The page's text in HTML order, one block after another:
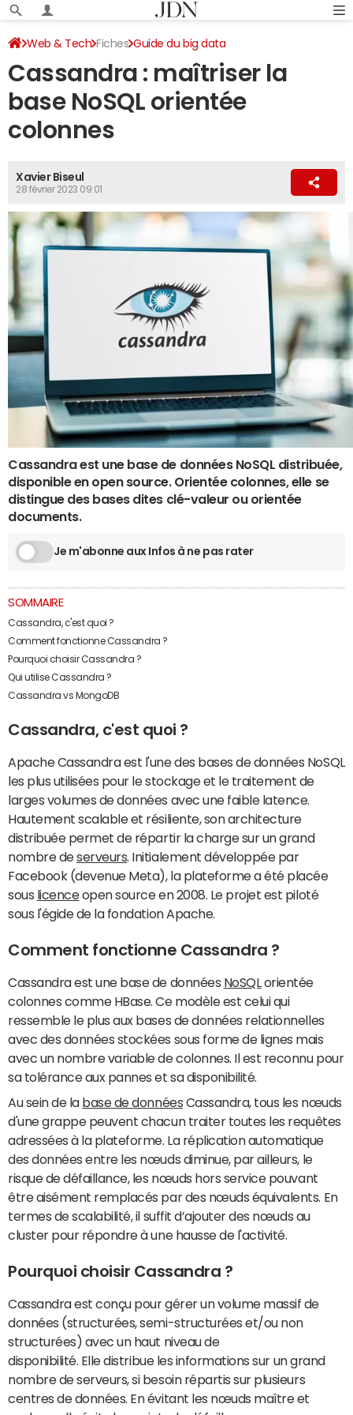
Web & Tech Fiches Guide du big data
Dictionnaire du big data
Cassandra : maîtriser la
base NoSQL orientée
colonnes
Xavier Biseul
28 février 2023 09:01
Cassandra est une base de données NoSQL distribuée,
disponible en open source. Orientée colonnes, elle se
distingue des bases dites clé-valeur ou orientée
documents.
Je m'abonne aux Infos à ne pas rater
SOMMAIRE
Cassandra, c'est quoi ?
Comment fonctionne Cassandra ?
Pourquoi choisir Cassandra ?
Qui utilise Cassandra ?
Cassandra vs MongoDB
Cassandra, c'est quoi ?
Apache Cassandra est l'une des bases de données NoSQL
les plus utilisées pour le stockage et le traitement de
larges volumes de données avec une faible latence.
Hautement scalable et résiliente, son architecture
distribuée permet de répartir la charge sur un grand
nombre deserveurs . Initialement développée par
Facebook (devenue Meta), la plateforme a été placée
sous licenceopen source en 2008. Le projet est piloté
sous l'égide de la fondation Apache.
Comment fonctionne Cassandra ?
Cassandra est une base de données NoSQL orientée
colonnes comme HBase. Ce modèle est celui qui
ressemble le plus aux bases de données relationnelles
avec des données stockées sous forme de lignes mais
avec un nombre variable de colonnes. Il est reconnu pour
sa tolérance aux pannes et sa disponibilité.
Au sein de la base de données Cassandra, tous les nœuds
d'une grappe peuvent chacun traiter toutes les requêtes
adressées à la plateforme. La réplication automatique
des données entre les nœuds diminue, par ailleurs, le
risque de défaillance, les nœuds hors service pouvant
être aisément remplacés par des nœuds équivalents. En
termes de scalabilité, il suffit d’ajouter des nœuds au
cluster pour répondre à une hausse de l'activité.
Pourquoi choisir Cassandra ?
Cassandra est conçu pour gérer un volume massif de
données (structurées, semi-structurées et/ou non
structurées) avec un haut niveau de
disponibilité. Elle distribue les informations sur un grand
nombre de serveurs, si besoin répartis sur plusieurs
centres de données. En évitant les nœuds maître et